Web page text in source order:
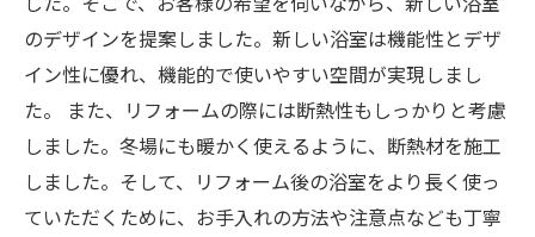
のデザインを提案しました。新しい浴室は機能性とデザ
イン性に優れ、機能的で使いやすい空間が実現しまし
た。 また、リフォームの際には断熱性もしっかりと考慮
しました。冬場にも暖かく使えるように、断熱材を施工
しました。そして、リフォーム後の浴室をより長く使っ
ていただくために、お手入れの方法や注意点なども丁寧